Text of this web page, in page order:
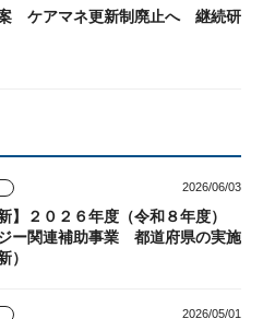
案 ケアマネ更新制廃止へ 継続研
2026/06/03
新】２０２６年度（令和８年度）
ー関連補助事業 都道府県の実施
）
2026/05/01